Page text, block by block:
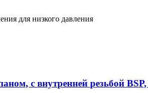
для низкого давления
с внутренней резьбой